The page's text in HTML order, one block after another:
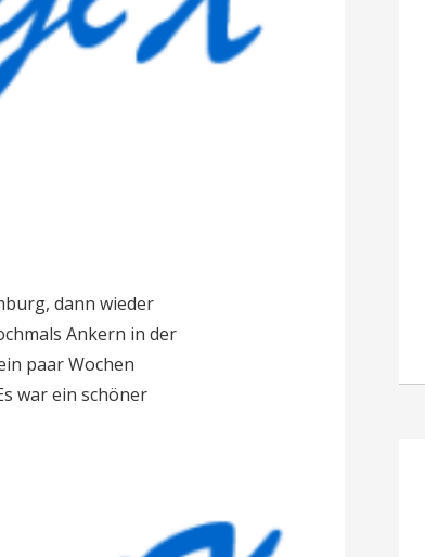
dann wieder
Ankern in der
paar Wochen
war ein schöner